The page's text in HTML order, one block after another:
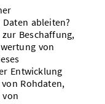
ableiten?
Beschaffung,
von
Entwicklung
Rohdaten,